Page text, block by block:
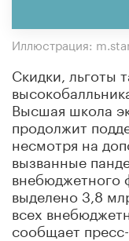
Иллюстрация:
Скидки, льготы
Высшая школа
продолжит
несмотря на
вызванные
внебюджетного
выделено 3,8
всех
сообщает